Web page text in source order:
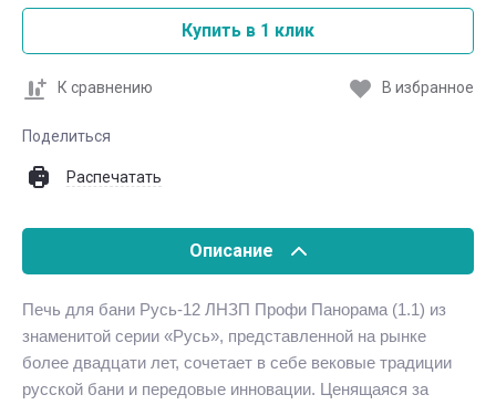
Купить в 1 клик
К сравнению В избранное
Поделиться
Распечатать
Описание
Печь для бани Русь-12 ЛНЗП Профи Панорама (1.1) из
знаменитой серии «Русь», представленной на рынке
более двадцати лет, сочетает в себе вековые традиции
русской бани и передовые инновации. Ценящаяся за